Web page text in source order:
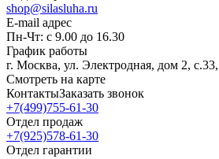
shop@silasluha.ru
E-mail адрес
Пн-Чт: с 9.00 до 16.30
График работы
г. Москва, ул. Электродная, дом 2,
Смотреть на карте
КонтактыЗаказать звонок
+7(499)755-61-30
Отдел продаж
+7(925)578-61-30
Отдел гарантии